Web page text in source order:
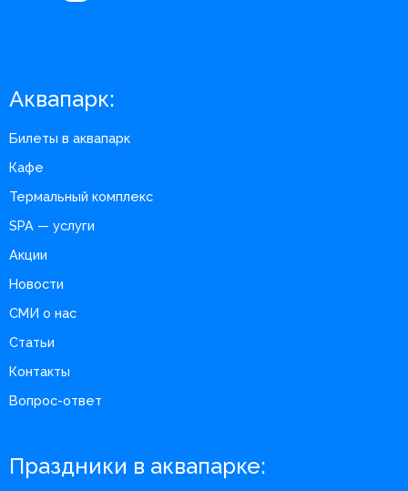
Аквапарк:
Билеты в аквапарк
Кафе
Термальный комплекс
SPA — услуги
Акции
Новости
СМИ о нас
Статьи
Контакты
Вопрос-ответ
Праздники в аквапарке: